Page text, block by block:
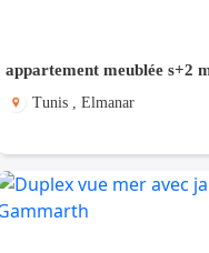
Tunis , Elmanar